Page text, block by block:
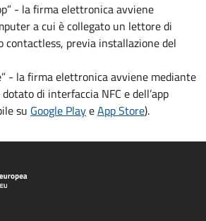
- la firma elettronica avviene
a cui è collegato un lettore di
contactless, previa installazione del
- la firma elettronica avviene mediante
di interfaccia NFC e dell’app
su Google PlayeApp Store).